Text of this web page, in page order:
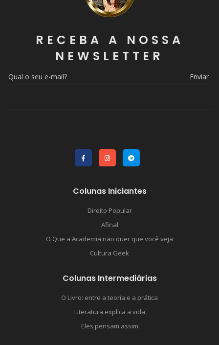
RECEBA A NOSSA
NEWSLETTER
Enviar
Colunas Iniciantes
Direito Popular
Afinal
O Que a Academia não quer que você veja
Cultura Geek
Colunas Intermediárias
O Livro: entre a teoria e a prática
Literatura explica a vida
Eles pensam assim